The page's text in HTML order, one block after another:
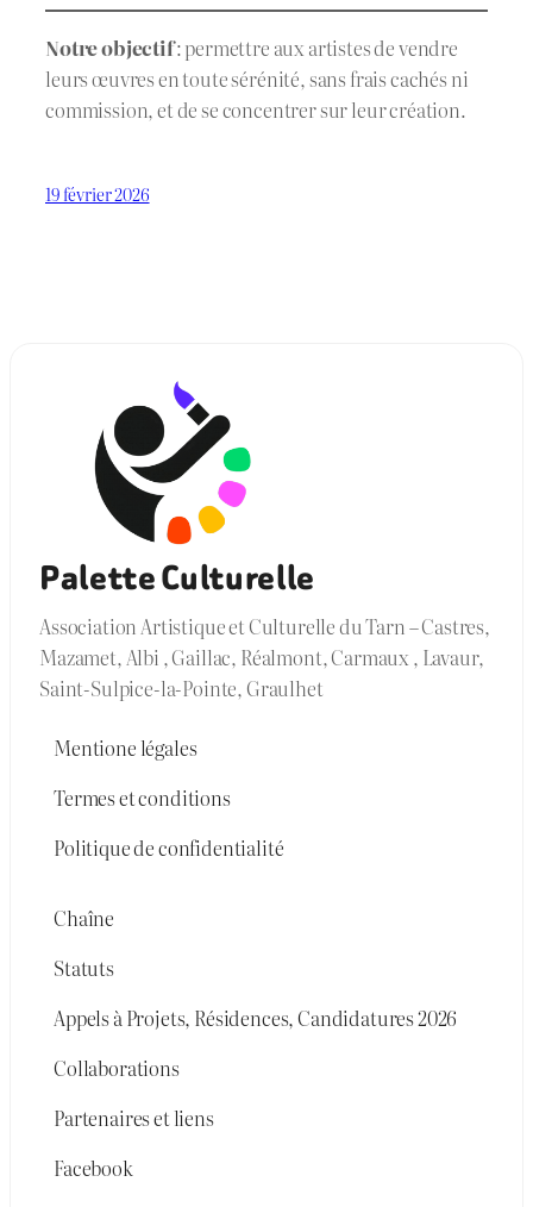
Notre objectif: permettre aux artistes de vendre
leurs œuvres en toute sérénité, sans frais cachés ni
commission, et de se concentrer sur leur création.
19 février 2026
Palette Culturelle
Association Artistique et Culturelle du Tarn – Castres,
Mazamet, Albi , Gaillac, Réalmont, Carmaux , Lavaur,
Saint-Sulpice-la-Pointe, Graulhet
Mentione légales
Termes et conditions
Politique de confidentialité
Chaîne
Statuts
Appels à Projets, Résidences, Candidatures 2026
Collaborations
Partenaires et liens
Facebook